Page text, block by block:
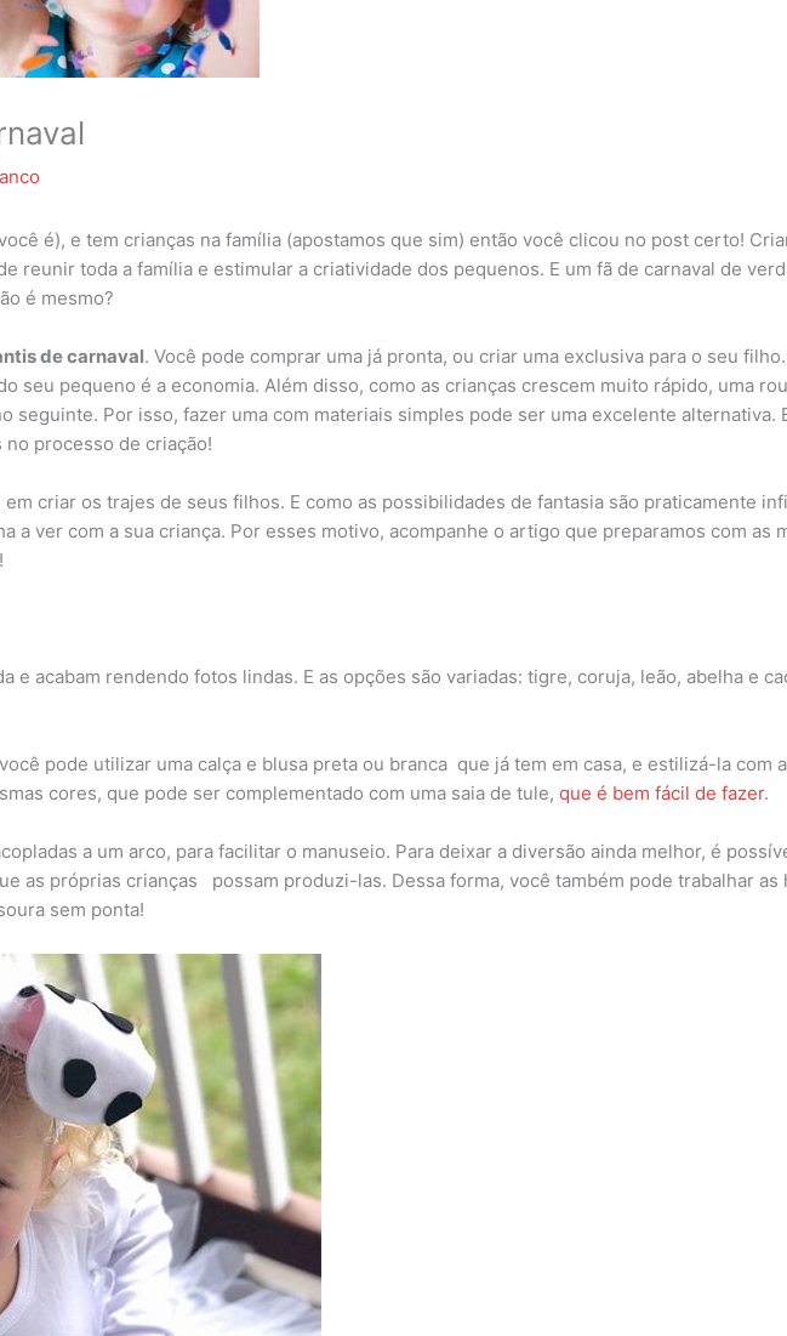
é), e tem crianças na família (apostamos que sim) então você clicou no post certo!
reunir toda a família e estimular a criatividade dos pequenos. E um fã de carnaval de
é mesmo?
de carnaval. Você pode comprar uma já pronta, ou criar uma exclusiva para o seu
seu pequeno é a economia. Além disso, como as crianças crescem muito rápido, uma
seguinte. Por isso, fazer uma com materiais simples pode ser uma excelente alternativa.
processo de criação!
criar os trajes de seus filhos. E como as possibilidades de fantasia são praticamente
a ver com a sua criança. Por esses motivo, acompanhe o artigo que preparamos com as
e acabam rendendo fotos lindas. E as opções são variadas: tigre, coruja, leão, abelha e
pode utilizar uma calça e blusa preta ou branca que já tem em casa, e estilizá-la com
cores, que pode ser complementado com uma saia de tule, que é bem fácil de fazer.
a um arco, para facilitar o manuseio. Para deixar a diversão ainda melhor, é
as próprias crianças possam produzi-las. Dessa forma, você também pode trabalhar as
sem ponta!